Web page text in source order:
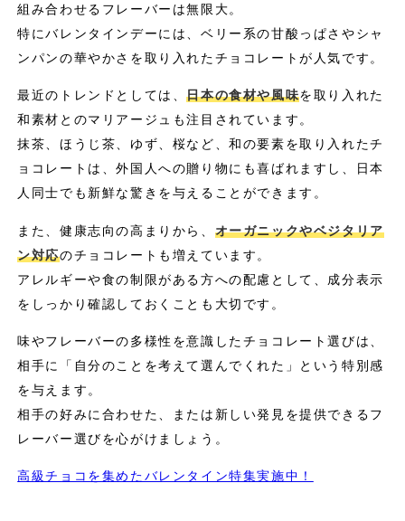
組み合わせるフレーバーは無限大。
特にバレンタインデーには、ベリー系の甘酸っぱさやシャ
ンパンの華やかさを取り入れたチョコレートが人気です。
最近のトレンドとしては、日本の食材や風味を取り入れた
和素材とのマリアージュも注目されています。
抹茶、ほうじ茶、ゆず、桜など、和の要素を取り入れたチ
ョコレートは、外国人への贈り物にも喜ばれますし、日本
人同士でも新鮮な驚きを与えることができます。
また、健康志向の高まりから、 オーガニックやベジタリア
ン対応のチョコレートも増えています。
アレルギーや食の制限がある方への配慮として、成分表示
をしっかり確認しておくことも大切です。
味やフレーバーの多様性を意識したチョコレート選びは、
相手に「自分のことを考えて選んでくれた」という特別感
を与えます。
相手の好みに合わせた、または新しい発見を提供できるフ
レーバー選びを心がけましょう。
高級チョコを集めたバレンタイン特集実施中！